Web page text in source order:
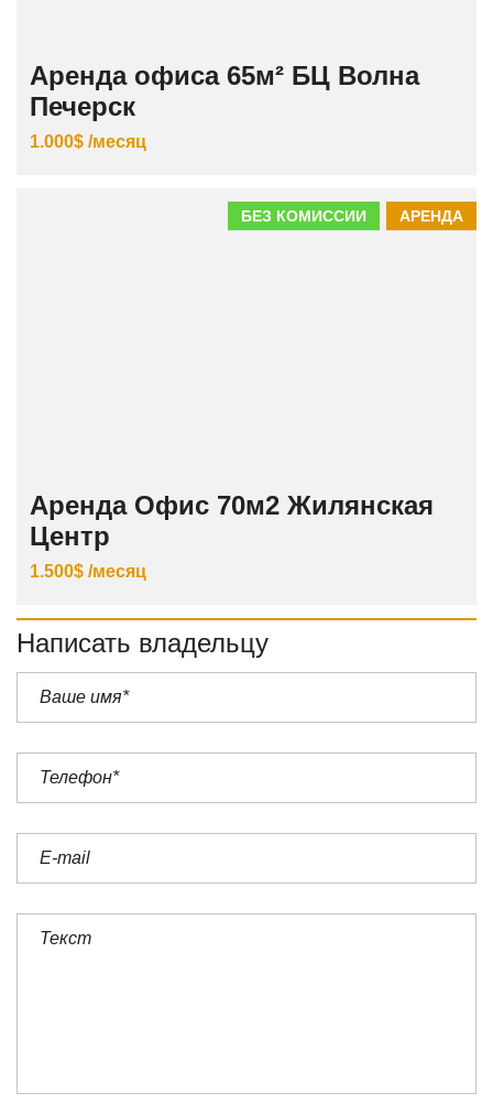
Аренда офиса 65м² БЦ Волна
Печерск
1.000$ /месяц
АРЕНДА
БЕЗ КОМИССИИ
Аренда Офис 70м2 Жилянская
Центр
1.500$ /месяц
Написать владельцу